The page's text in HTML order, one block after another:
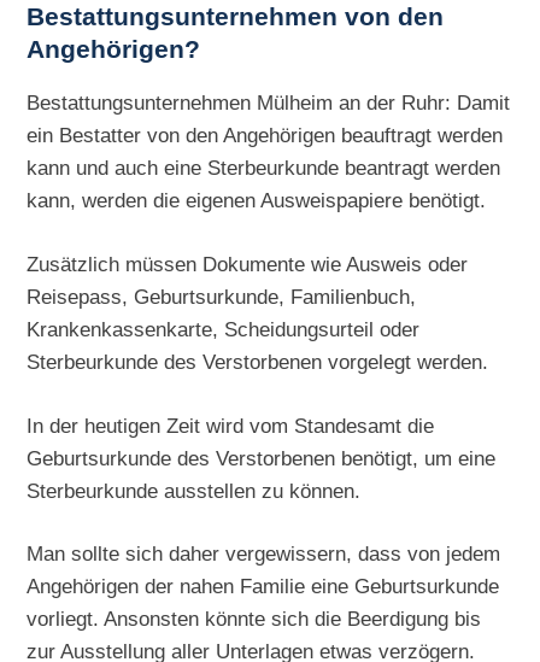
Bestattungsunternehmen von den
Angehörigen?
Bestattungsunternehmen Mülheim an der Ruhr: Damit
ein Bestatter von den Angehörigen beauftragt werden
kann und auch eine Sterbeurkunde beantragt werden
kann, werden die eigenen Ausweispapiere benötigt.
Zusätzlich müssen Dokumente wie Ausweis oder
Reisepass, Geburtsurkunde, Familienbuch,
Krankenkassenkarte, Scheidungsurteil oder
Sterbeurkunde des Verstorbenen vorgelegt werden.
In der heutigen Zeit wird vom Standesamt die
Geburtsurkunde des Verstorbenen benötigt, um eine
Sterbeurkunde ausstellen zu können.
Man sollte sich daher vergewissern, dass von jedem
Angehörigen der nahen Familie eine Geburtsurkunde
vorliegt. Ansonsten könnte sich die Beerdigung bis
zur Ausstellung aller Unterlagen etwas verzögern.